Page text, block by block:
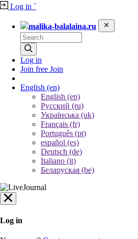
Log in `
malika-balalaina.ru
Log in
Join free Join
English (en)
English (en)
Русский (ru)
Українська (uk)
Français (fr)
Português (pt)
español (es)
Deutsch (de)
Italiano (it)
Беларуская (be)
Log in